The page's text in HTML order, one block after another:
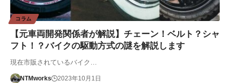
コラム
【元車両開発関係者が解説】チェーン！ベルト？シャ
フト！？バイクの駆動方式の謎を解説します
現在市販されているバイク…
NTMworks 2023年10月1日